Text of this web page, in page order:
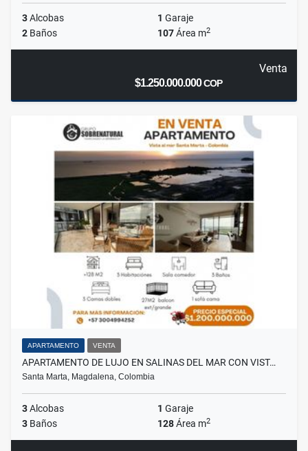
3Alcobas 1 Garaje
2 Baños 107Área m2
Venta
$1.250.000.000COP
APARTAMENTO VENTA
APARTAMENTO DE LUJO EN SALINAS DEL MAR CON VIST…
Santa Marta, Magdalena, Colombia
3Alcobas 1 Garaje
3 Baños 128Área m2